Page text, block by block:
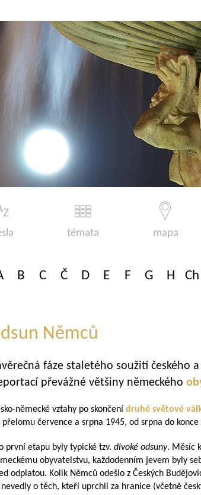
témata mapa
B C Č D E F G H Ch
Němců
fáze staletého soužití českého
převážné většiny německého
německé vztahy po skončení druhé světové
přelomu července a srpna 1945, od srpna do
první etapu byly typické tzv. divoké odsuny. Měsíc
obyvatelstvu, každodenním jevem byly
odplatou. Kolik Němců odešlo z Českých
nevedly o těch, kteří uprchli za hranice (včetně